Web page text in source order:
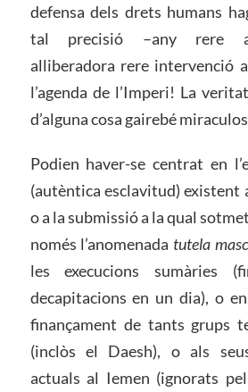
defensa dels drets humans
tal precisió –any rere
alliberadora rere intervenció
l’agenda de l’Imperi! La
d’alguna cosa gairebé
Podien haver-se centrat en
(autèntica esclavitud) existent
o a la submissió a la qual
només l’anomenada tutela
les execucions sumàries
decapitacions en un dia), o
finançament de tants grups
(inclòs el Daesh), o als
actuals al Iemen (ignorats